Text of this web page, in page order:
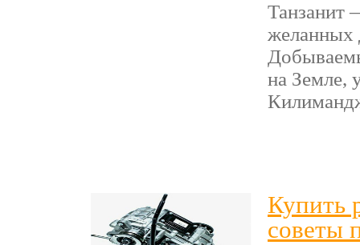
Танзанит
желанных
на Земле,
Купить
советы